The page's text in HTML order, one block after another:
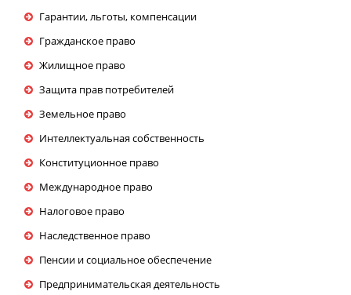
Гарантии, льготы, компенсации
Гражданское право
Жилищное право
Защита прав потребителей
Земельное право
Интеллектуальная собственность
Конституционное право
Международное право
Налоговое право
Наследственное право
Пенсии и социальное обеспечение
Предпринимательская деятельность